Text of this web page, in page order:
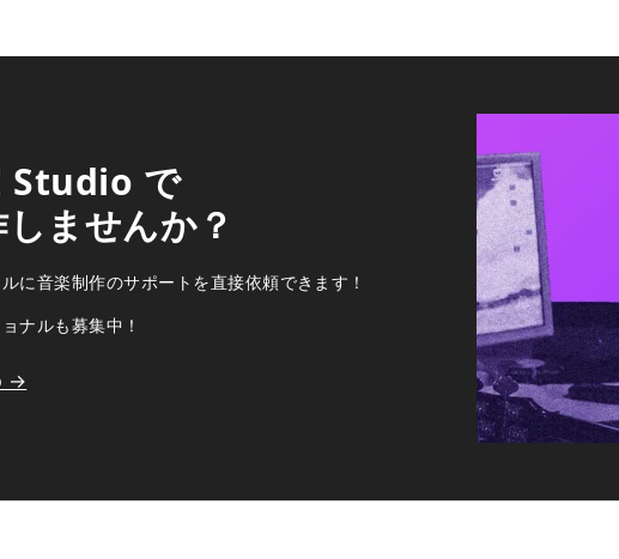
Studio で
ませんか？
に音楽制作のサポートを直接依頼できます！
ナルも募集中！
→